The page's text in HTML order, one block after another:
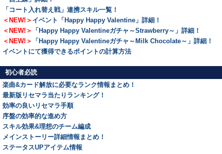
「コート入れ替え戦」連携スキル一覧！
＜NEW!＞ イベント「Happy Happy Valentine」詳細！
＜NEW!＞
「Happy Happy Valentineガチャ～Strawberry～」詳細！
＜NEW!＞
「Happy Happy Valentineガチャ～Milk Chocolate～」詳細！
イベントにて獲得できるポイントの計算方法
初心者必読
楽曲&カード解放に必要なランク情報まとめ！
最新版リセマラ当たりランキング！
効率の良いリセマラ手順
序盤の効率的な進め方
スキル効果&理想のチーム編成
メインストーリー詳細情報まとめ！
ステータスUPアイテム情報